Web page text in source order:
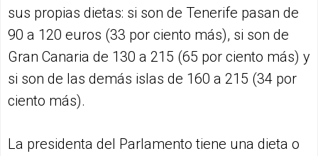
sus propias dietas: si son de Tenerife pasan de
90 a 120 euros (33 por ciento más), si son de
Gran Canaria de 130 a 215 (65 por ciento más) y
si son de las demás islas de 160 a 215 (34 por
ciento más).
La presidenta del Parlamento tiene una dieta o